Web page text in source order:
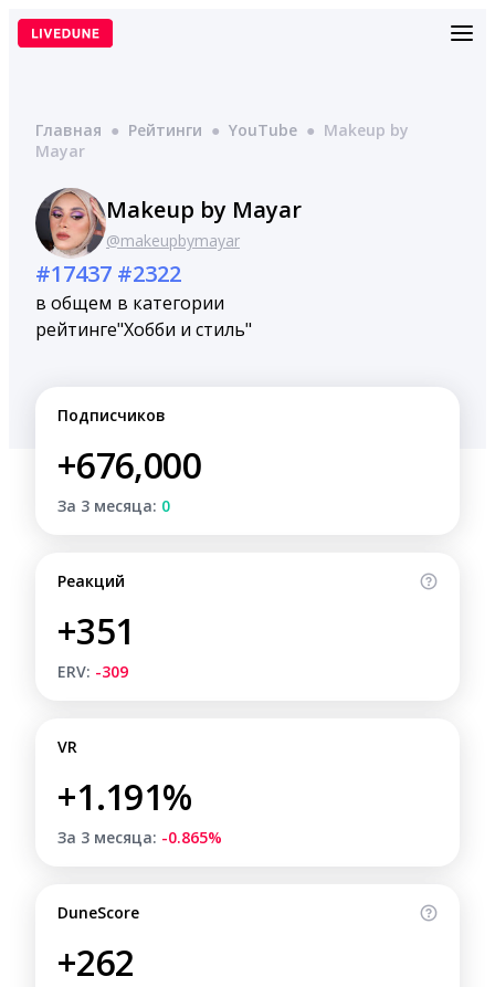
Перейти
Главная ● Рейтинги ● YouTube ● Makeup by
Mayar
Makeup by Mayar
@makeupbymayar
#17437
в общем
рейтинге
#2322
в категории
"Хобби и стиль"
Подписчиков
+676,000
За 3 месяца: 0
Реакций
+351
ERV: -309
VR
+1.191%
За 3 месяца: -0.865%
DuneScore
+262